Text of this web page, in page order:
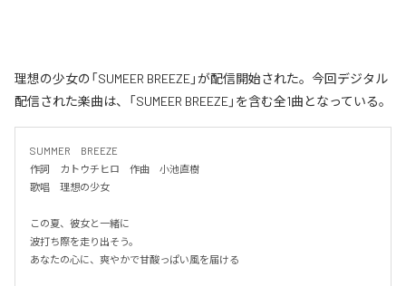
理想の少女の「SUMEER BREEZE」が配信開始された。今回デジタル
配信された楽曲は、「SUMEER BREEZE」を含む全1曲となっている。
SUMMER　BREEZE
作詞　カトウチヒロ　作曲　小池直樹
歌唱　理想の少女
この夏、彼女と一緒に
波打ち際を走り出そう。
あなたの心に、爽やかで甘酸っぱい風を届ける